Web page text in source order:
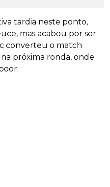
tardia neste ponto,
mas acabou por ser
converteu o match
próxima ronda, onde